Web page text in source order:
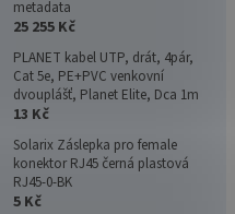
metadata
25 255 Kč
PLANET kabel UTP, drát, 4pár,
Cat 5e, PE+PVC venkovní
dvouplášť, Planet Elite, Dca 1m
13 Kč
Solarix Záslepka pro female
konektor RJ45 černá plastová
RJ45-0-BK
5 Kč